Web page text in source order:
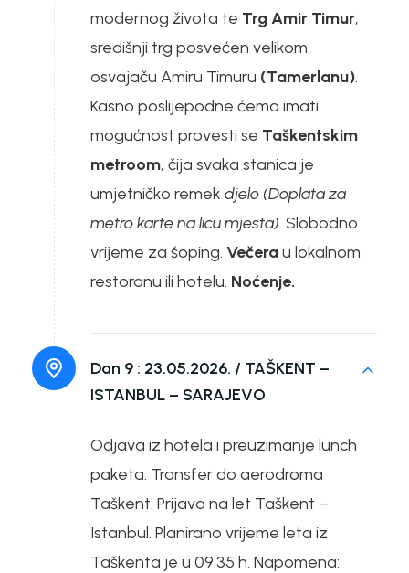
modernog života te Trg Amir Timur,
središnji trg posvećen velikom
osvajaču Amiru Timuru (Tamerlanu).
Kasno poslijepodne ćemo imati
mogućnost provesti se Taškentskim
metroom, čija svaka stanica je
umjetničko remek djelo (Doplata za
metro karte na licu mjesta). Slobodno
vrijeme za šoping. Večerau lokalnom
restoranu ili hotelu. Noćenje.
Dan 9 : 23.05.2026. / TAŠKENT –
ISTANBUL – SARAJEVO
Odjava iz hotela i preuzimanje lunch
paketa. Transfer do aerodroma
Taškent. Prijava na let Taškent –
Istanbul. Planirano vrijeme leta iz
Taškenta je u 09:35 h. Napomena: